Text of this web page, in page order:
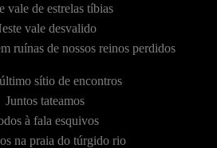
vale de estrelas tíbias
vale desvalido
ruínas de nossos reinos perdidos
sítio de encontros
Juntos tateamos
à fala esquivos
na praia do túrgido rio